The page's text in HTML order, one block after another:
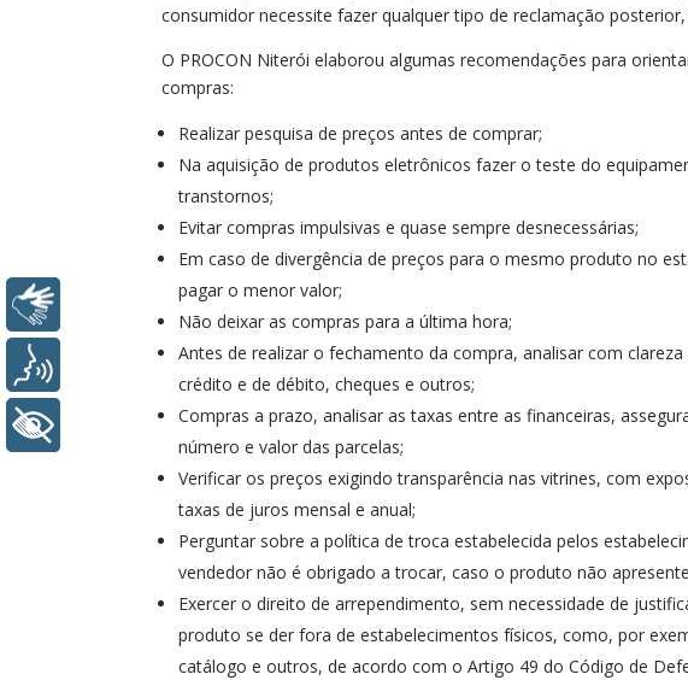
consumidor necessite fazer qualquer tipo de reclamação
O PROCON Niterói elaborou algumas recomendações para
compras:
Realizar pesquisa de preços antes de comprar;
Na aquisição de produtos eletrônicos fazer o teste do
transtornos;
Evitar compras impulsivas e quase sempre desnecessárias;
Em caso de divergência de preços para o mesmo produto no
pagar o menor valor;
Não deixar as compras para a última hora;
Antes de realizar o fechamento da compra, analisar com
crédito e de débito, cheques e outros;
Compras a prazo, analisar as taxas entre as financeiras,
número e valor das parcelas;
Verificar os preços exigindo transparência nas vitrines, com
taxas de juros mensal e anual;
Perguntar sobre a política de troca estabelecida pelos
vendedor não é obrigado a trocar, caso o produto não
Exercer o direito de arrependimento, sem necessidade de
produto se der fora de estabelecimentos físicos, como, por
catálogo e outros, de acordo com o Artigo 49 do Código de
+ Acessibilidade